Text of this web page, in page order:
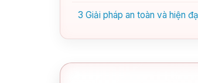
3 Giải pháp an toàn và hiện